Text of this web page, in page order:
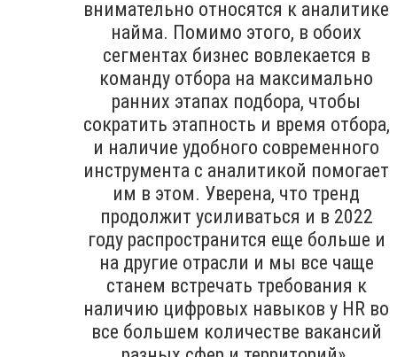
внимательно относятся к аналитике
найма. Помимо этого, в обоих
сегментах бизнес вовлекается в
команду отбора на максимально
ранних этапах подбора, чтобы
сократить этапность и время отбора,
и наличие удобного современного
инструмента с аналитикой помогает
им в этом. Уверена, что тренд
продолжит усиливаться и в 2022
году распространится еще больше и
на другие отрасли и мы все чаще
станем встречать требования к
наличию цифровых навыков у HR во
все большем количестве вакансий